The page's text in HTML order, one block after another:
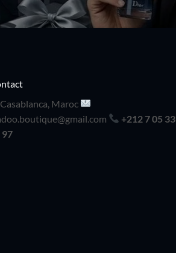
Casablanca, Maroc
+212 7 05 33
97